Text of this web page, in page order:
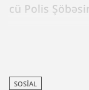
cü Polis
SOSIAL